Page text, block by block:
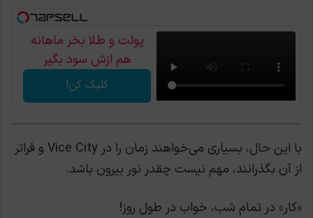
پولت و طلا بخر ماهانه
هم ازش سود بگیر
کلیک کن!
با این حال، بسیاری می‌خواهند زمان را در Vice City و فراتر
از آن بگذرانند، مهم نیست چقدر نور بیرون باشد.
«کار» در تمام شب، خواب در طول روز!